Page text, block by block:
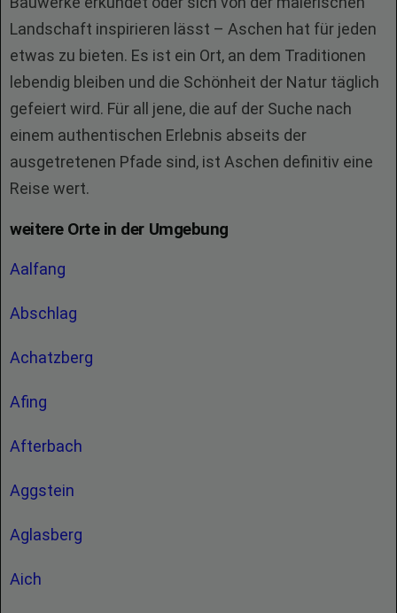
Landschaft inspirieren lässt – Aschen hat für jeden
etwas zu bieten. Es ist ein Ort, an dem Traditionen
lebendig bleiben und die Schönheit der Natur täglich
gefeiert wird. Für all jene, die auf der Suche nach
einem authentischen Erlebnis abseits der
ausgetretenen Pfade sind, ist Aschen definitiv eine
Reise wert.
weitere Orte in der Umgebung
Aalfang
Abschlag
Achatzberg
Afing
Afterbach
Aggstein
Aglasberg
Aich